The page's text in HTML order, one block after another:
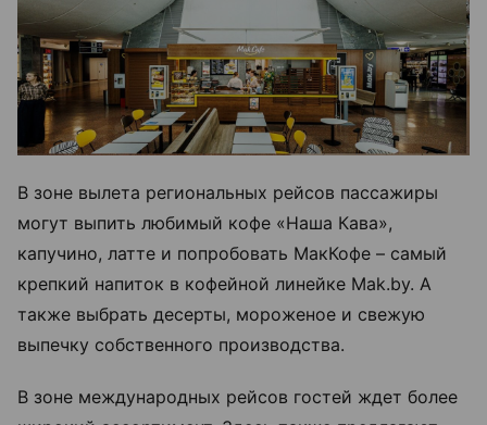
В зоне вылета региональных рейсов пассажиры
могут выпить любимый кофе «Наша Кава»,
капучино, латте и попробовать МакКофе – самый
крепкий напиток в кофейной линейке Mak.by. А
также выбрать десерты, мороженое и свежую
выпечку собственного производства.
В зоне международных рейсов гостей ждет более